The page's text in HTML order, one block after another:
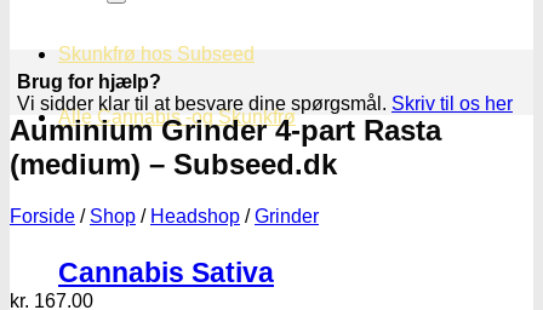
Skunkfrø hos Subseed
Alle Cannabis -og Skunkfrø
Cannabis Sativa
Brug for hjælp?
Vi sidder klar til at besvare dine spørgsmål. Skriv til os her
Auminium Grinder 4-part Rasta
(medium) – Subseed.dk
Forside / Shop / Headshop / Grinder
kr. 167.00